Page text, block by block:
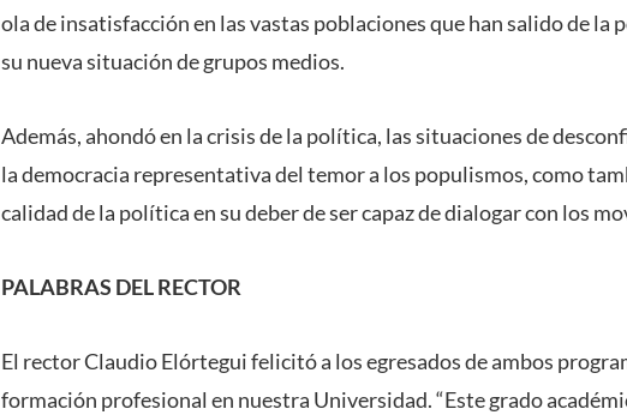
ola de insatisfacción en las vastas poblaciones que han salido de la
su nueva situación de grupos medios.
Además, ahondó en la crisis de la política, las situaciones de
la democracia representativa del temor a los populismos, como
calidad de la política en su deber de ser capaz de dialogar con los
PALABRAS DEL RECTOR
El rector Claudio Elórtegui felicitó a los egresados de ambos
formación profesional en nuestra Universidad. “Este grado